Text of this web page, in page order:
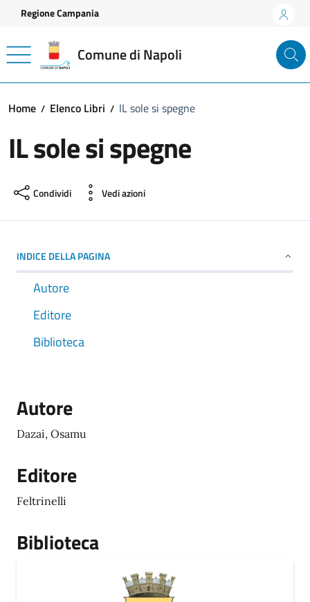
Vai ai contenuti
Vai al footer
Regione Campania
Comune di Napoli
Home Elenco Libri IL sole si spegne
IL sole si spegne
Condividi Vedi azioni
INDICE DELLA PAGINA
Autore
Editore
Biblioteca
Autore
Dazai, Osamu
Editore
Feltrinelli
Biblioteca